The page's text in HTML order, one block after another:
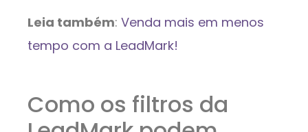
Leia também: Venda mais em menos
tempo com a LeadMark!
Como os filtros da